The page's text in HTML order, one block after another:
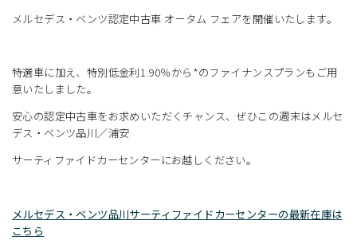
メルセデス・ベンツ認定中古車 オータム フェアを開催いたします。
特選車に加え、特別低金利1.90％から*のファイナンスプランもご用
意いたしました。
安心の認定中古車をお求めいただくチャンス、ぜひこの週末はメルセ
デス・ベンツ品川／浦安
サーティファイドカーセンターにお越しください。
メルセデス・ベンツ品川サーティファイドカーセンターの最新在庫は
こちら